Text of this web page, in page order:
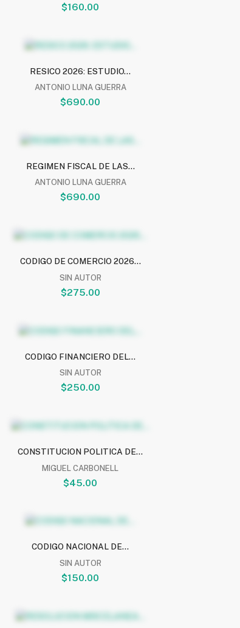
$160.00
RESICO 2026: ESTUDIO...
ANTONIO LUNA GUERRA
$690.00
REGIMEN FISCAL DE LAS...
ANTONIO LUNA GUERRA
$690.00
CODIGO DE COMERCIO 2026...
SIN AUTOR
$275.00
CODIGO FINANCIERO DEL...
SIN AUTOR
$250.00
CONSTITUCION POLITICA DE...
MIGUEL CARBONELL
$45.00
CODIGO NACIONAL DE...
SIN AUTOR
$150.00